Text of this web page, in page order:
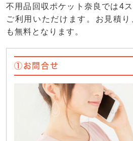
不用品回収ポケット奈良では4
ご利用いただけます。お見積
も無料となります。
①お問合せ